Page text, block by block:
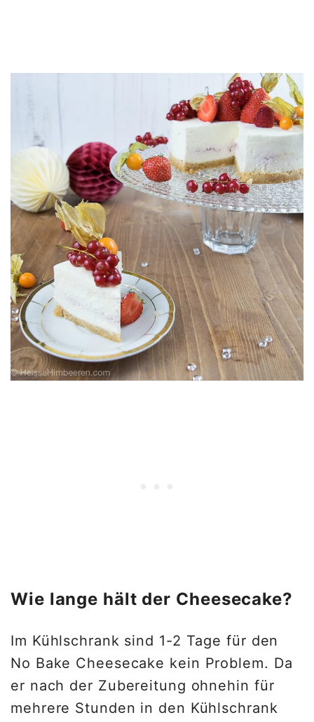
Wie lange hält der Cheesecake?
Im Kühlschrank sind 1-2 Tage für den
No Bake Cheesecake kein Problem. Da
er nach der Zubereitung ohnehin für
mehrere Stunden in den Kühlschrank